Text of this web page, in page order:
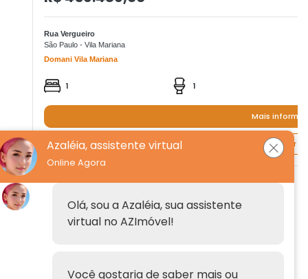
Azaléia, assistente virtual
Online Agora
Olá, sou a Azaléia, sua assistente
virtual no AZImóvel!
Você gostaria de saber mais ou
Rua Vergueiro
São Paulo - Vila Mariana
Domani Vila Mariana
1 1
Mais
Quero agendar
Institucional